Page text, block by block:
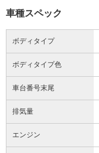
車種スペック
ボディタイプ
ボディタイプ色
車台番号末尾
排気量
エンジン